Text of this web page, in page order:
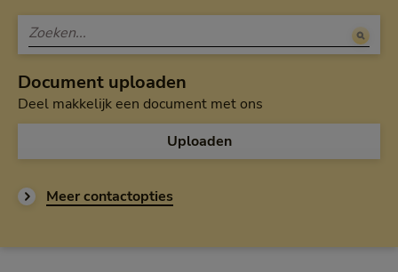
Document uploaden
Deel makkelijk een document met ons
Uploaden
Meer contactopties